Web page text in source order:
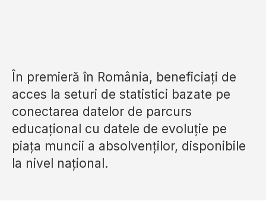
În premieră în România, beneficiați de
acces la seturi de statistici bazate pe
conectarea datelor de parcurs
educațional cu datele de evoluție pe
piața muncii a absolvenților, disponibile
la nivel național.